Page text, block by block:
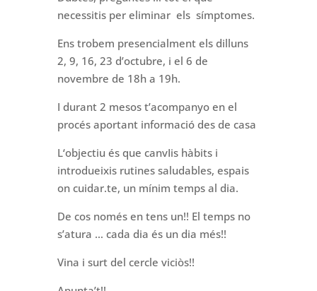
necessitis per eliminar els símptomes.
Ens trobem presencialment els dilluns
2, 9, 16, 23 d’octubre, i el 6 de
novembre de 18h a 19h.
I durant 2 mesos t’acompanyo en el
procés aportant informació des de casa
L‘objectiu és que canvIis hàbits i
introdueixis rutines saludables, espais
on cuidar.te, un mínim temps al dia.
De cos només en tens un!! El temps no
s’atura … cada dia és un dia més!!
Vina i surt del cercle viciòs!!